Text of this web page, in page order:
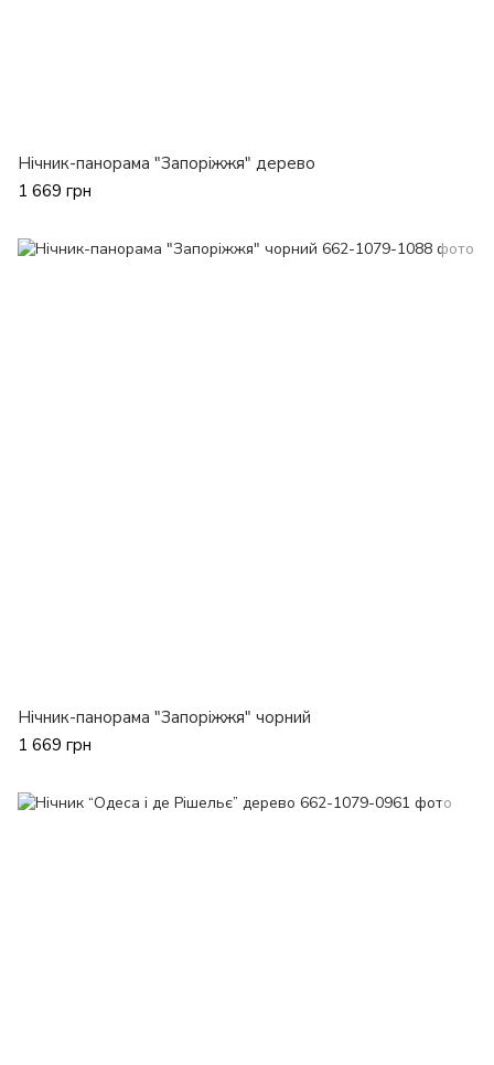
Нічник-панорама "Запоріжжя" дерево
1 669 грн
Нічник-панорама "Запоріжжя" чорний
1 669 грн